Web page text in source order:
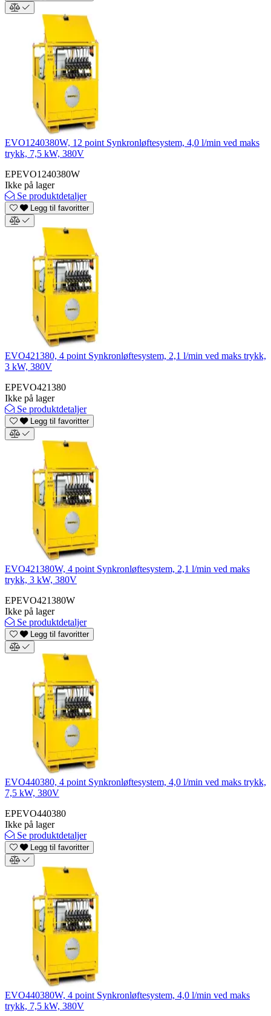
EVO1240380W, 12 point Synkronløftesystem, 4,0 l/min ved maks
trykk, 7,5 kW, 380V
EPEVO1240380W
Ikke på lager
Se produktdetaljer
Legg til favoritter
EVO421380, 4 point Synkronløftesystem, 2,1 l/min ved maks trykk,
3 kW, 380V
EPEVO421380
Ikke på lager
Se produktdetaljer
Legg til favoritter
EVO421380W, 4 point Synkronløftesystem, 2,1 l/min ved maks
trykk, 3 kW, 380V
EPEVO421380W
Ikke på lager
Se produktdetaljer
Legg til favoritter
EVO440380, 4 point Synkronløftesystem, 4,0 l/min ved maks trykk,
7,5 kW, 380V
EPEVO440380
Ikke på lager
Se produktdetaljer
Legg til favoritter
EVO440380W, 4 point Synkronløftesystem, 4,0 l/min ved maks
trykk, 7,5 kW, 380V